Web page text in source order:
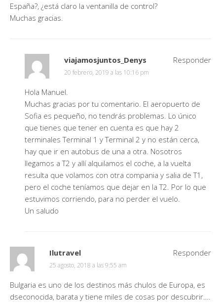
España?, ¿está claro la ventanilla de control?
Muchas gracias.
viajamosjuntos_Denys
20 febrero, 2019 a las 10:16 pm
Hola Manuel.
Muchas gracias por tu comentario. El aeropuerto de
Sofia es pequeño, no tendrás problemas. Lo único
que tienes que tener en cuenta es que hay 2
terminales Terminal 1 y Terminal 2 y no están cerca,
hay que ir en autobus de una a otra. Nosotros
llegamos a T2 y allí alquilamos el coche, a la vuelta
resulta que volamos con otra compania y salia de T1,
pero el coche teníamos que dejar en la T2. Por lo que
estuvimos corriendo, para no perder el vuelo.
Un saludo
Responder
Ilutravel
25 agosto, 2018 a las 9:55 am
Bulgaria es uno de los destinos más chulos de Europa, es
dseconocida, barata y tiene miles de cosas por descubrir….
Responder